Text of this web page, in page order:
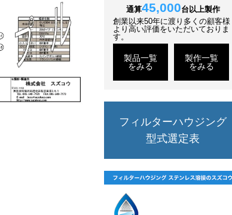
通算45,000台以上製作
創業以来50年に渡り多くの顧客様
より高い評価をいただいておりま
す。
製品一覧
をみる
製作一覧
をみる
フィルターハウジング
型式選定表